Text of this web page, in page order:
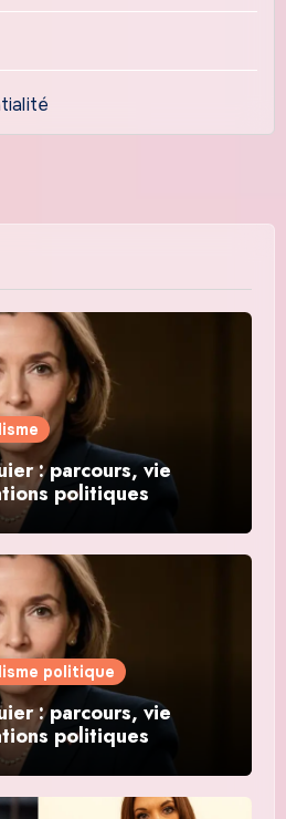
: parcours, vie
politiques
politique
: parcours, vie
politiques